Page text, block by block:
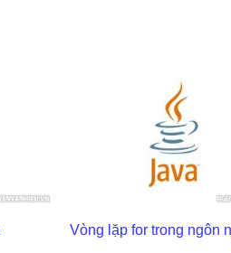
Vòng lặp for trong ngôn